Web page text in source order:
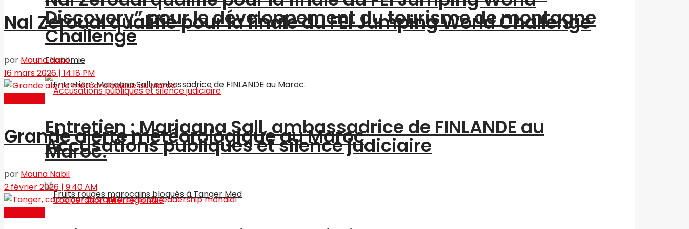
Discovery” pour le développement du tourisme de montagne
Economie
Entretien : Marjaana Sall, ambassadrice de FINLANDE au
Maroc.
Challenge
Accusations publiques et silence judiciaire
Nal Zeroual qualifié pour la finale du FEI Jumping World Challenge
par Mouna Nabil
16 mars 2026 | 14:18 PM
Grande alerte météorologique au Maroc
par Mouna Nabil
2 février 2026 | 9:40 AM